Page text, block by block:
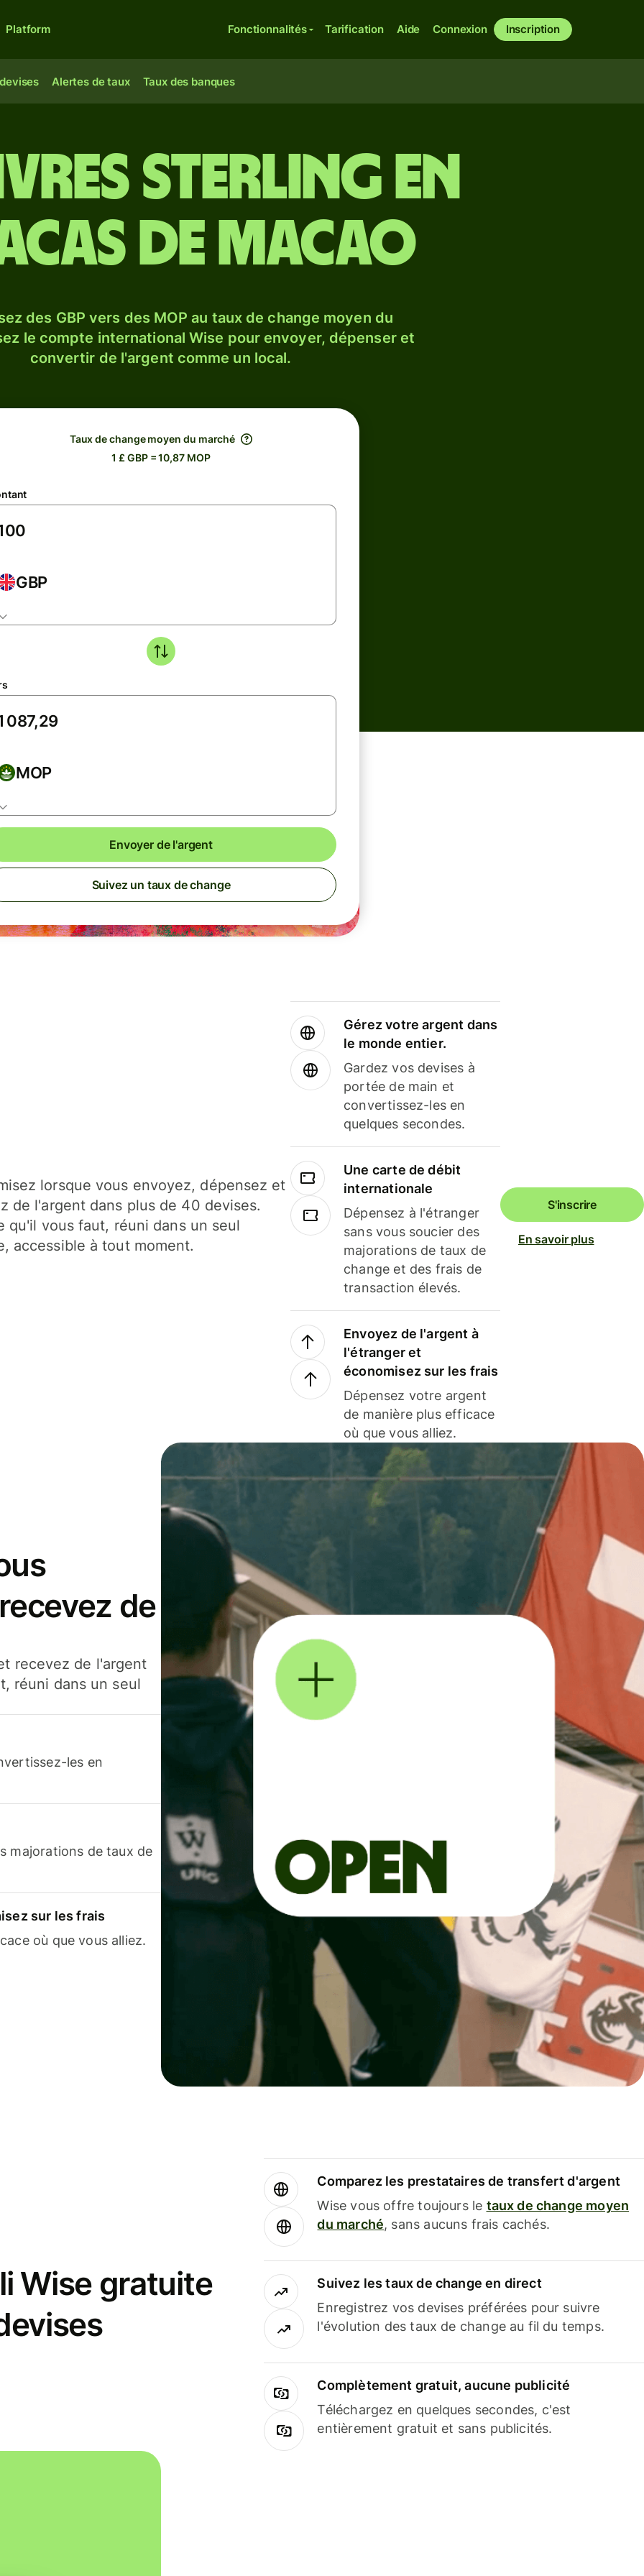
Platform Fonctionnalités Tarification Aide Connexion Inscription
Alertes de taux Taux des banques
sterling en
de Macao
des GBP vers des MOP au taux de change moyen du
le compte international Wise pour envoyer, dépenser et
convertir de l'argent comme un local.
Taux de change moyen du marché
1 £ GBP = 10,87 MOP
GBP
MOP
Envoyer de l'argent
Suivez un taux de change
lorsque vous envoyez, dépensez et
de l'argent dans plus de 40 devises.
qu'il vous faut, réuni dans un seul
accessible à tout moment.
Gérez votre argent dans
le monde entier.
Gardez vos devises à
portée de main et
convertissez-les en
quelques secondes.
Une carte de débit
internationale
Dépensez à l'étranger
sans vous soucier des
majorations de taux de
change et des frais de
transaction élevés.
Envoyez de l'argent à
l'étranger et
économisez sur les frais
Dépensez votre argent
de manière plus efficace
où que vous alliez.
S'inscrire
En savoir plus
de
recevez de l'argent
réuni dans un seul
les en
majorations de taux de
sur les frais
où que vous alliez.
Wise gratuite
Comparez les prestataires de transfert d'argent
Wise vous offre toujours le taux de change moyen
du marché, sans aucuns frais cachés.
Suivez les taux de change en direct
Enregistrez vos devises préférées pour suivre
l'évolution des taux de change au fil du temps.
Complètement gratuit, aucune publicité
Téléchargez en quelques secondes, c'est
entièrement gratuit et sans publicités.